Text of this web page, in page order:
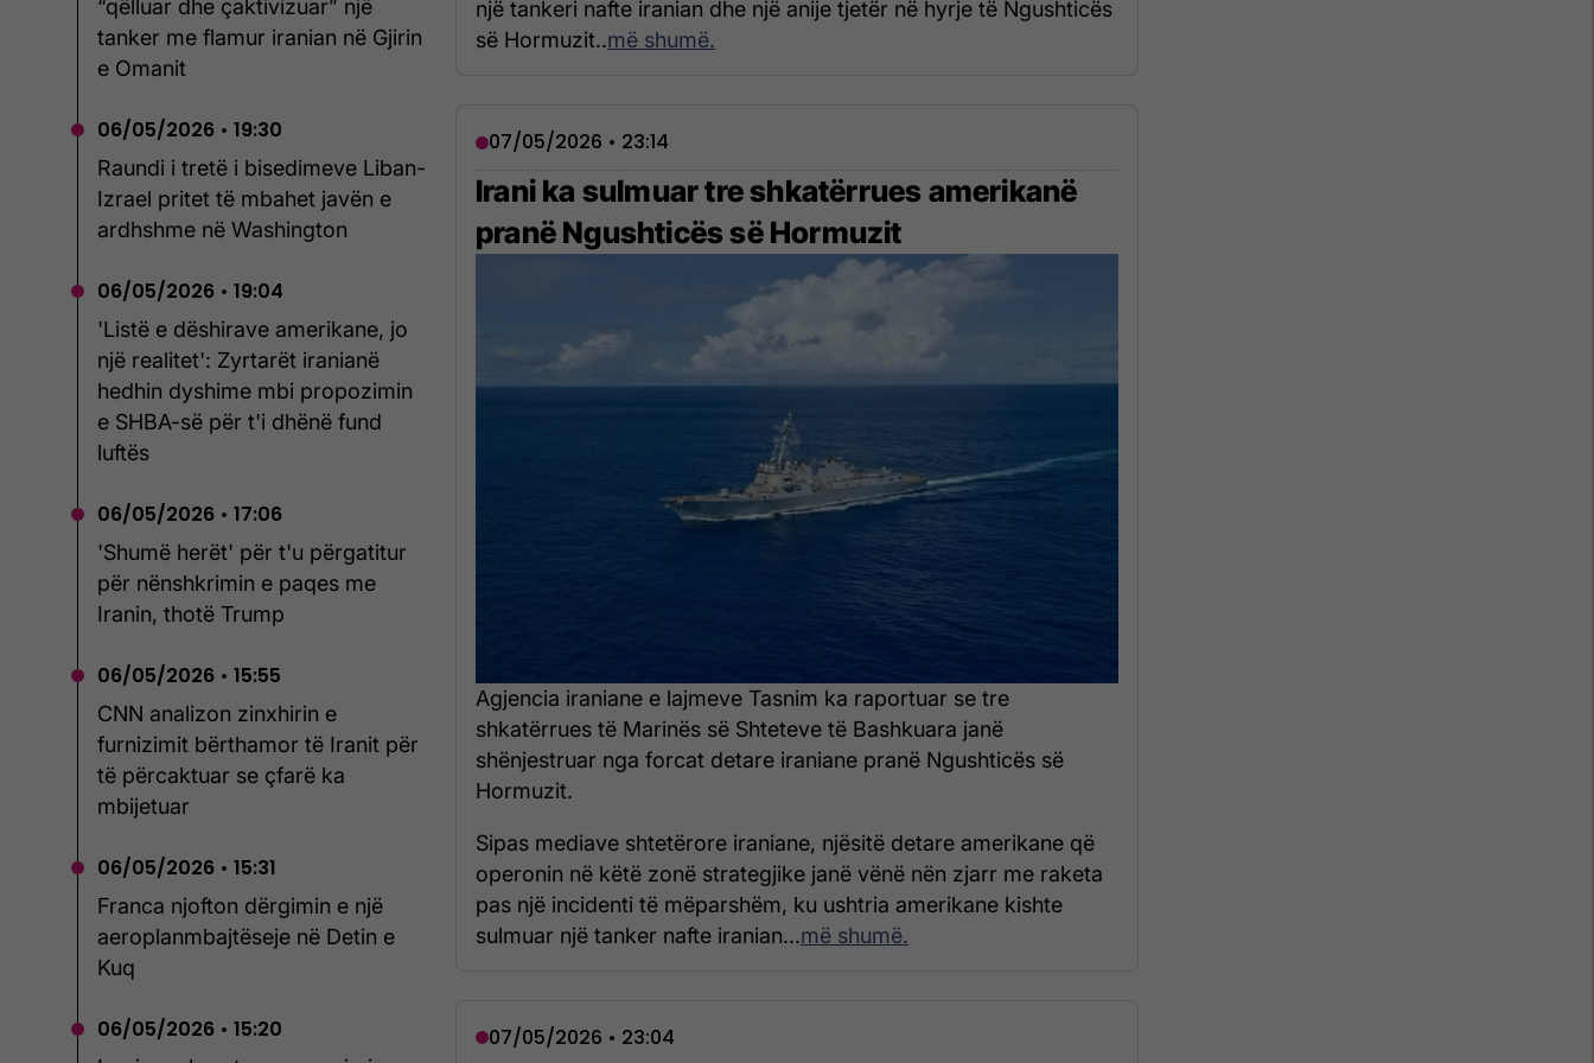
“qëlluar dhe çaktivizuar” një
tanker me flamur iranian në Gjirin
e Omanit
06/05/2026 • 19:30
Raundi i tretë i bisedimeve Liban-
Izrael pritet të mbahet javën e
ardhshme në Washington
06/05/2026 • 19:04
'Listë e dëshirave amerikane, jo
një realitet': Zyrtarët iranianë
hedhin dyshime mbi propozimin
e SHBA-së për t'i dhënë fund
luftës
06/05/2026 • 17:06
'Shumë herët' për t'u përgatitur
për nënshkrimin e paqes me
Iranin, thotë Trump
06/05/2026 • 15:55
CNN analizon zinxhirin e
furnizimit bërthamor të Iranit për
të përcaktuar se çfarë ka
mbijetuar
06/05/2026 • 15:31
Franca njofton dërgimin e një
aeroplanmbajtëseje në Detin e
Kuq
06/05/2026 • 15:20
një tankeri nafte iranian dhe një anije tjetër në hyrje të Ngushticës
së Hormuzit..më shumë.
07/05/2026 • 23:14
Irani ka sulmuar tre shkatërrues amerikanë
pranë Ngushticës së Hormuzit
Agjencia iraniane e lajmeve Tasnim ka raportuar se tre
shkatërrues të Marinës së Shteteve të Bashkuara janë
shënjestruar nga forcat detare iraniane pranë Ngushticës së
Hormuzit.
Sipas mediave shtetërore iraniane, njësitë detare amerikane që
operonin në këtë zonë strategjike janë vënë nën zjarr me raketa
pas një incidenti të mëparshëm, ku ushtria amerikane kishte
sulmuar një tanker nafte iranian...më shumë.
07/05/2026 • 23:04